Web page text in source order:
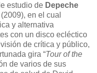
estudio de Depeche
(2009), en el cual
y alternativa
con un disco ecléctico
de crítica y público,
gira “Tour of the
de varios de sus